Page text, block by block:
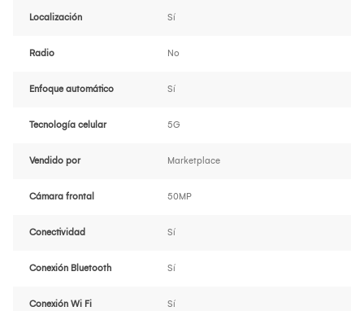
Localización Sí
Radio No
Enfoque automático Sí
Tecnología celular 5G
Vendido por Marketplace
Cámara frontal 50MP
Conectividad Sí
Conexión Bluetooth Sí
Conexión Wi Fi Sí